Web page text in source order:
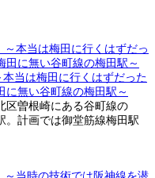
当は梅田に行くはずだった
に無い谷町線の梅田駅～
区曽根崎にある谷町線の
。計画では御堂筋線梅田駅